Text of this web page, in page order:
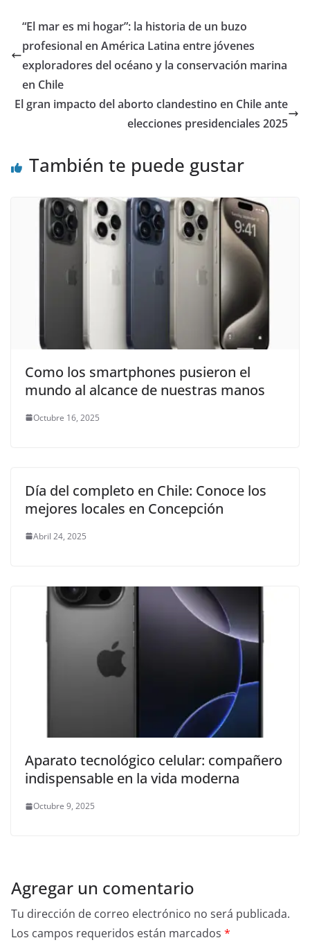
“El mar es mi hogar”: la historia de un buzo
profesional en América Latina entre jóvenes
exploradores del océano y la conservación marina
en Chile
El gran impacto del aborto clandestino en Chile ante
elecciones presidenciales 2025
También te puede gustar
Como los smartphones pusieron el
mundo al alcance de nuestras manos
Octubre 16, 2025
Día del completo en Chile: Conoce los
mejores locales en Concepción
Abril 24, 2025
Aparato tecnológico celular: compañero
indispensable en la vida moderna
Octubre 9, 2025
Agregar un comentario
Tu dirección de correo electrónico no será publicada.
Los campos requeridos están marcados *